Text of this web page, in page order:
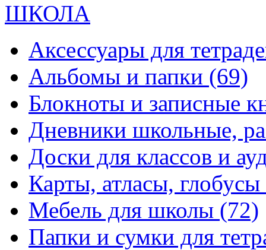
ШКОЛА
Аксессуары для
Альбомы и папки (69)
Блокноты и записные
Дневники школьные,
Доски для классов и
Карты, атласы, глобусы
Мебель для школы (72)
Папки и сумки для